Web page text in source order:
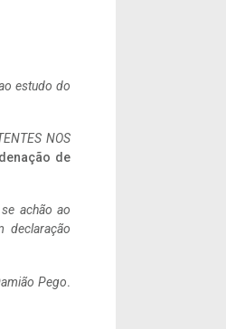
estudo do
NOS
de
achão ao
declaração
Pego.